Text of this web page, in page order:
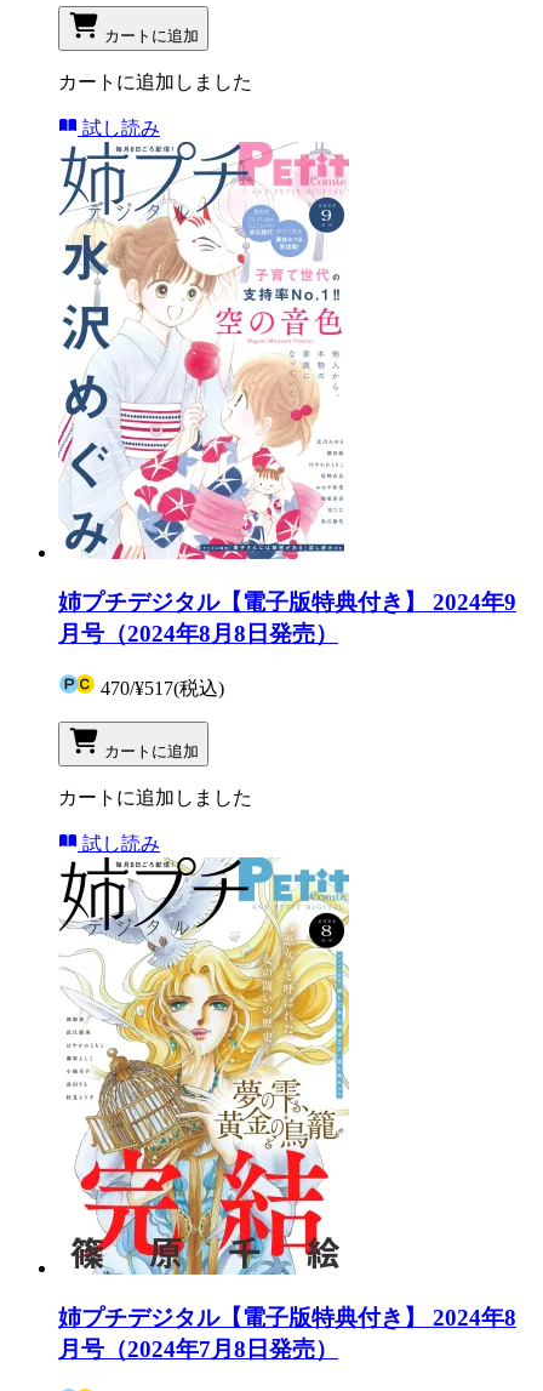
カートに追加
カートに追加しました
試し読み
姉プチデジタル【電子版特典付き】 2024年9
月号（2024年8月8日発売）
470/¥517(税込)
カートに追加
カートに追加しました
試し読み
姉プチデジタル【電子版特典付き】 2024年8
月号（2024年7月8日発売）